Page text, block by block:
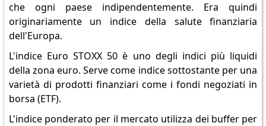
che ogni paese indipendentemente. Era quindi
originariamente un indice della salute finanziaria
dell'Europa.
L'indice Euro STOXX 50 è uno degli indici più liquidi
della zona euro. Serve come indice sottostante per una
varietà di prodotti finanziari come i fondi negoziati in
borsa (ETF).
L'indice ponderato per il mercato utilizza dei buffer per